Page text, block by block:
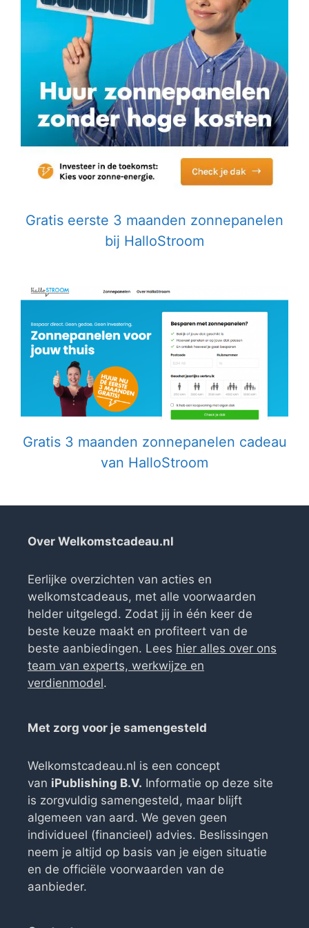
Gratis eerste 3 maanden zonnepanelen
bij HalloStroom
Gratis 3 maanden zonnepanelen cadeau
van HalloStroom
Over Welkomstcadeau.nl
Eerlijke overzichten van acties en
welkomstcadeaus, met alle voorwaarden
helder uitgelegd. Zodat jij in één keer de
beste keuze maakt en profiteert van de
beste aanbiedingen. Lees hier alles over ons
team van experts, werkwijze en
verdienmodel.
Met zorg voor je samengesteld
Welkomstcadeau.nl is een concept
van iPublishing B.V. Informatie op deze site
is zorgvuldig samengesteld, maar blijft
algemeen van aard. We geven geen
individueel (financieel) advies. Beslissingen
neem je altijd op basis van je eigen situatie
en de officiële voorwaarden van de
aanbieder.